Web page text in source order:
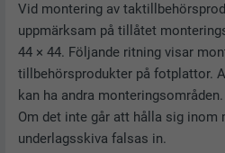
Vid montering av
uppmärksam på tillåtet
44 × 44. Följande ritning visar
tillbehörsprodukter på fotplattor.
kan ha andra monteringsområden.
Om det inte går att hålla sig inom
underlagsskiva falsas in.